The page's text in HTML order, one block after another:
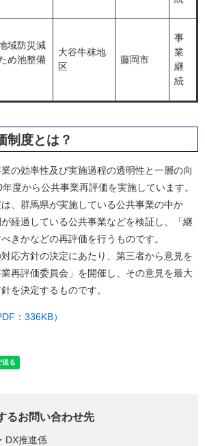
域防災減
め池整備
大谷牛秣地
区
藤岡市
事
業
継
続
制度とは？
の効率性及び実施過程の透明性と一層の向
年度から公共事業再評価を実施しています。
、群馬県が実施している公共事業の中か
経過している公共事業などを検証し、「継
きかなどの再評価を行うものです。
応方針の決定にあたり、第三者から意見を
再評価委員会」を開催し、その意見を最大
を決定するものです。
：336KB）
るお問い合わせ先
DX推進係